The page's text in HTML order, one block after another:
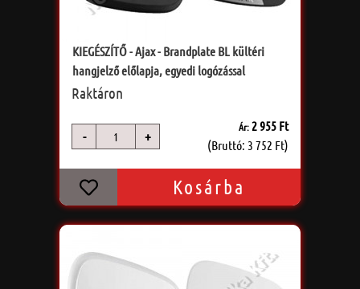
KIEGÉSZÍTŐ - Ajax - Brandplate BL kültéri
hangjelző előlapja, egyedi logózással
Raktáron
- +
Ár:2 955 Ft
(Bruttó: 3 752 Ft)
Kosárba